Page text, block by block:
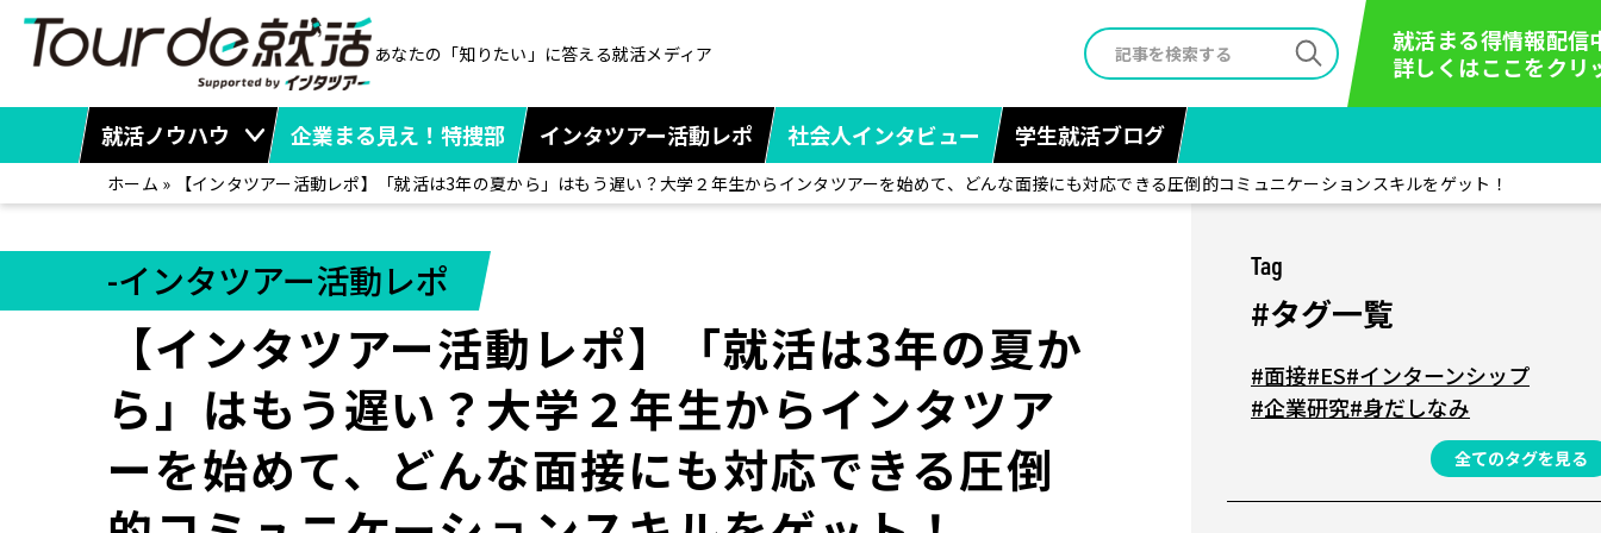
あなたの「知りたい」に答える就活メディア
就活まる得情報配信
詳しくはここをクリ
就活ノウハウ 企業まる見え！特捜部 インタツアー活動レポ 社会人インタビュー 学生就活ブログ
ホーム » 【インタツアー活動レポ】「就活は3年の夏から」はもう遅い？大学２年生からインタツアーを始めて、どんな面接にも対応できる圧倒的コミュニケーションスキルをゲット！
-インタツアー活動レポ
【インタツアー活動レポ】「就活は3年の夏か
ら」はもう遅い？大学２年生からインタツア
ーを始めて、どんな面接にも対応できる圧倒
Tag
#タグ一覧
#面接#ES#インターンシップ
#企業研究#身だしなみ
全てのタグを見る